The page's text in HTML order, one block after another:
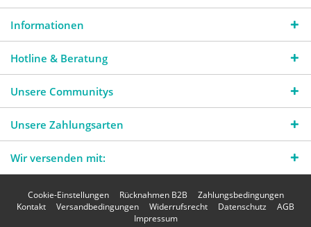
Informationen
Hotline & Beratung
Unsere Communitys
Unsere Zahlungsarten
Wir versenden mit:
Cookie-Einstellungen Rücknahmen B2B
Zahlungsbedingungen
Kontakt
Versandbedingungen Widerrufsrecht Datenschutz
AGB
Impressum